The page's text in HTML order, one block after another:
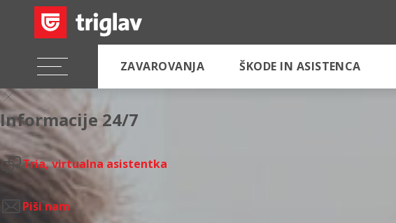
ZAVAROVANJA ŠKODE IN ASISTENCA
Informacije 24/7
Tria, virtualna asistentka
Piši nam